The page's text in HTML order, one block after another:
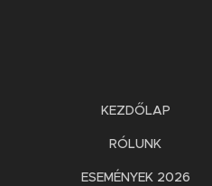
KEZDŐLAP
RÓLUNK
ESEMÉNYEK 2026